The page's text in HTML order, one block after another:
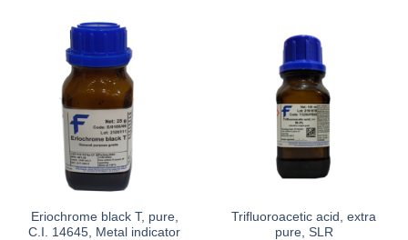
Eriochrome black T, pure,
C.I. 14645, Metal indicator
Trifluoroacetic acid, extra
pure, SLR